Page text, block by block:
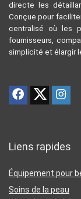
directe les
Conçue pour
centralisé où les
fournisseurs,
simplicité et élargir
Liens rapides
Équipement pour
Soins de la peau